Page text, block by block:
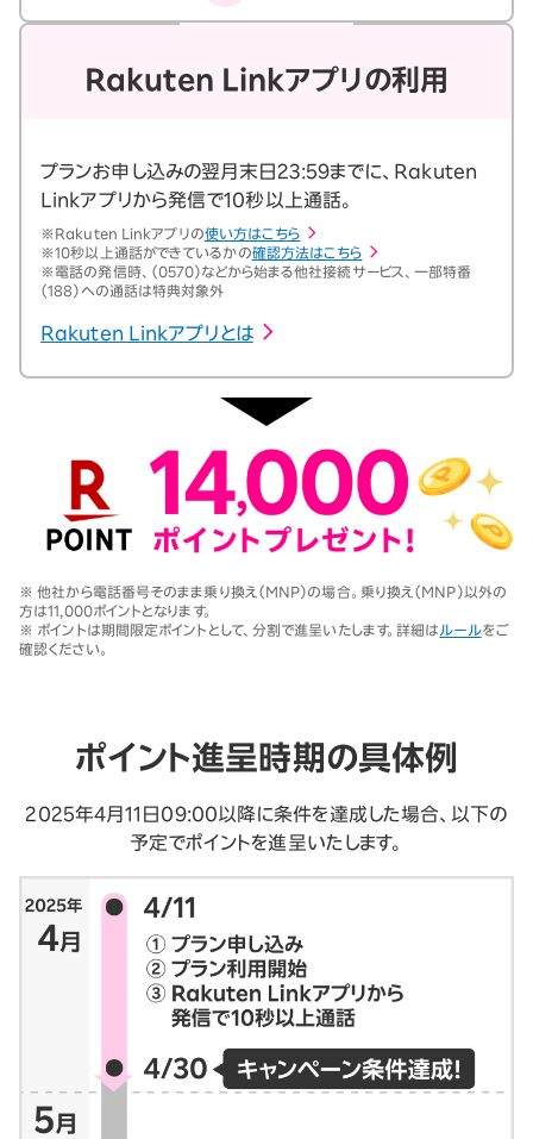
Rakuten Linkアプリの利用
プランお申し込みの翌月末日23:59までに、Rakuten
Linkアプリから発信で10秒以上通話。
※ Rakuten Linkアプリの使い方はこちら
※10秒以上通話ができているかの確認方法はこちら
※ 電話の発信時、（0570）などから始まる他社接続サービス、一部特番
（188）への通話は特典対象外
Rakuten Linkアプリとは
※ 他社から電話番号そのまま乗り換え（MNP）の場合。乗り換え（MNP）以外の
方は11,000ポイントとなります。
※ ポイントは期間限定ポイントとして、分割で進呈いたします。詳細は ルールをご
確認ください。
ポイント進呈時期の具体例
2025年4月11日09:00以降に条件を達成した場合、以下の
予定でポイントを進呈いたします。